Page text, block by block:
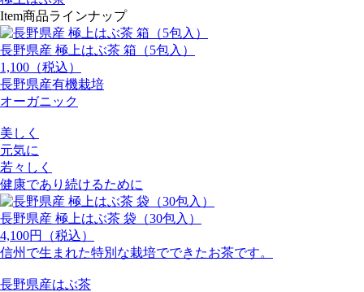
Item商品ラインナップ
長野県産 極上はぶ茶 箱（5包入）
1,100（税込）
長野県産有機栽培
オーガニック
美しく
元気に
若々しく
健康であり続けるために
長野県産 極上はぶ茶 袋（30包入）
4,100円（税込）
信州で生まれた特別な栽培でできたお茶です。
長野県産はぶ茶